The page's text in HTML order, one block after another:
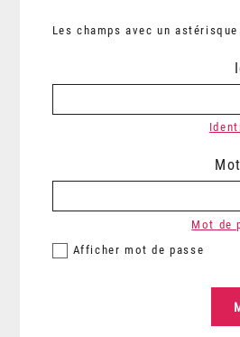
Les champs avec un
Afficher mot de passe
Mot de